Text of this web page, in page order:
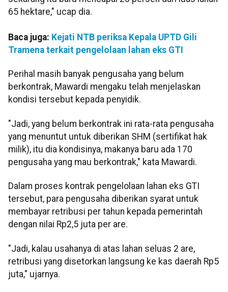
65 hektare," ucap dia.
Baca juga: Kejati NTB periksa Kepala UPTD Gili
Tramena terkait pengelolaan lahan eks GTI
Perihal masih banyak pengusaha yang belum
berkontrak, Mawardi mengaku telah menjelaskan
kondisi tersebut kepada penyidik.
"Jadi, yang belum berkontrak ini rata-rata pengusaha
yang menuntut untuk diberikan SHM (sertifikat hak
milik), itu dia kondisinya, makanya baru ada 170
pengusaha yang mau berkontrak," kata Mawardi.
Dalam proses kontrak pengelolaan lahan eks GTI
tersebut, para pengusaha diberikan syarat untuk
membayar retribusi per tahun kepada pemerintah
dengan nilai Rp2,5 juta per are.
"Jadi, kalau usahanya di atas lahan seluas 2 are,
retribusi yang disetorkan langsung ke kas daerah Rp5
juta," ujarnya.